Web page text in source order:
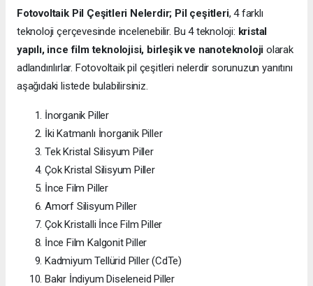
Fotovoltaik Pil Çeşitleri Nelerdir; Pil çeşitleri, 4 farklı
teknoloji çerçevesinde incelenebilir. Bu 4 teknoloji: kristal
yapılı, ince film teknolojisi, birleşik ve nanoteknoloji olarak
adlandırılırlar. Fotovoltaik pil çeşitleri nelerdir sorunuzun yanıtını
aşağıdaki listede bulabilirsiniz.
İnorganik Piller
İki Katmanlı İnorganik Piller
Tek Kristal Silisyum Piller
Çok Kristal Silisyum Piller
İnce Film Piller
Amorf Silisyum Piller
Çok Kristalli İnce Film Piller
İnce Film Kalgonit Piller
Kadmiyum Tellürid Piller (CdTe)
Bakır İndiyum Diseleneid Piller